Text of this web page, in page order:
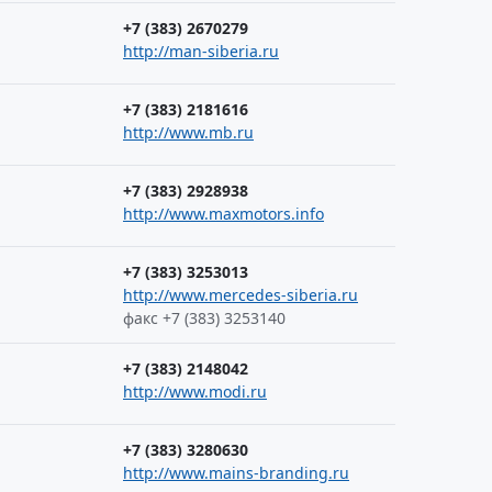
+7 (383) 2670279
http://man-siberia.ru
+7 (383) 2181616
http://www.mb.ru
+7 (383) 2928938
http://www.maxmotors.info
+7 (383) 3253013
http://www.mercedes-siberia.ru
факс +7 (383) 3253140
+7 (383) 2148042
http://www.modi.ru
+7 (383) 3280630
http://www.mains-branding.ru